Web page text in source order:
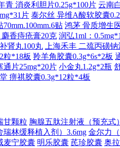
青 消炎利胆片0.25g*100片 云南
片 泰尔丝 异维A酸软胶囊
贴 鸿茅 骨质增生
香痔疮膏20克 润弘1ml：
肾丸100丸
上海禾丰 二巯丙磺
粒*18板 羚羊角胶囊0.3g*6s*2板
通片25mg*20片 小金丸1.2g*2瓶
痹祺胶囊0.3g*12粒*4板
甘颗粒 胸腺五肽注射液（预充式
林缓释植入剂）3.6mg 金尔力
麦宁胶囊 明乐胶囊 芪珍胶囊 奥